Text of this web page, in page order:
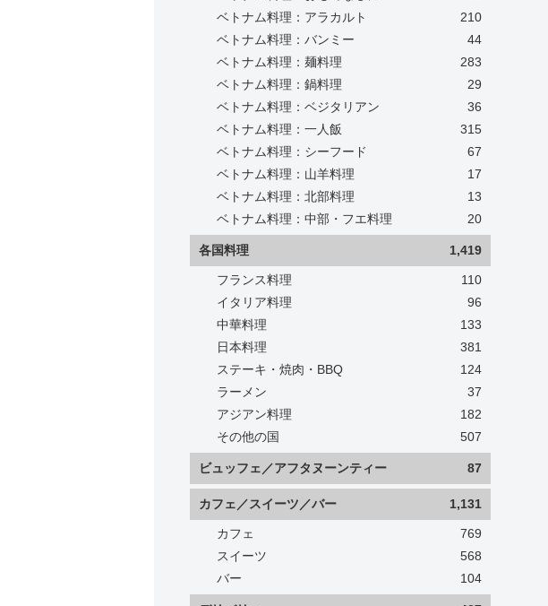
ベトナム料理：アラカルト
210
ベトナム料理：バンミー
44
ベトナム料理：麺料理
283
ベトナム料理：鍋料理
29
ベトナム料理：ベジタリアン
36
ベトナム料理：一人飯
315
ベトナム料理：シーフード
67
ベトナム料理：山羊料理
17
ベトナム料理：北部料理
13
ベトナム料理：中部・フエ料理
20
各国料理 1,419
フランス料理
110
イタリア料理
96
中華料理
133
日本料理
381
ステーキ・焼肉・BBQ
124
ラーメン
37
アジアン料理
182
その他の国
507
ビュッフェ／アフタヌーンティー 87
カフェ／スイーツ／バー 1,131
カフェ
769
スイーツ
568
バー
104